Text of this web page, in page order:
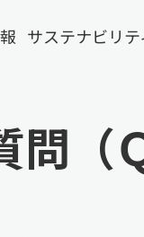
サステナビリテ
（